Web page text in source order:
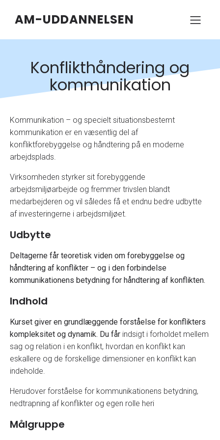
AM-UDDANNELSEN
Konflikthåndering og
kommunikation
Kommunikation – og specielt situationsbestemt
kommunikation er en væsentlig del af
konfliktforebyggelse og håndtering på en moderne
arbejdsplads.
Virksomheden styrker sit forebyggende
arbejdsmiljøarbejde og fremmer trivslen blandt
medarbejderen og vil således få et endnu bedre udbytte
af investeringerne i arbejdsmiljøet.
Udbytte
Deltagerne får teoretisk viden om forebyggelse og
håndtering af konflikter – og i den forbindelse
kommunikationens betydning for håndtering af konflikten.
Indhold
Kurset giver en grundlæggende forståelse for konflikters
kompleksitet og dynamik. Du får indsigt i forholdet mellem
sag og relation i en konflikt, hvordan en konflikt kan
eskallere og de forskellige dimensioner en konflikt kan
indeholde.
Herudover forståelse for kommunikationens betydning,
nedtrapning af konflikter og egen rolle heri
Målgruppe